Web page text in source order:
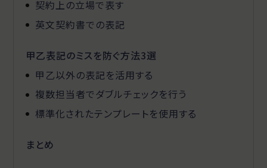
契約上の立場で表す
英文契約書での表記
甲乙表記のミスを防ぐ方法3選
甲乙以外の表記を活用する
複数担当者でダブルチェックを行う
標準化されたテンプレートを使用する
まとめ